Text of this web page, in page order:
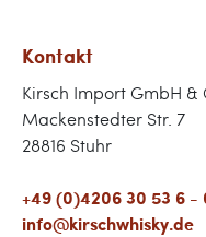
Kontakt
Kirsch Import GmbH &
Mackenstedter Str. 7
28816 Stuhr
+49 (0)4206 30 53 6 -
info@kirschwhisky.de